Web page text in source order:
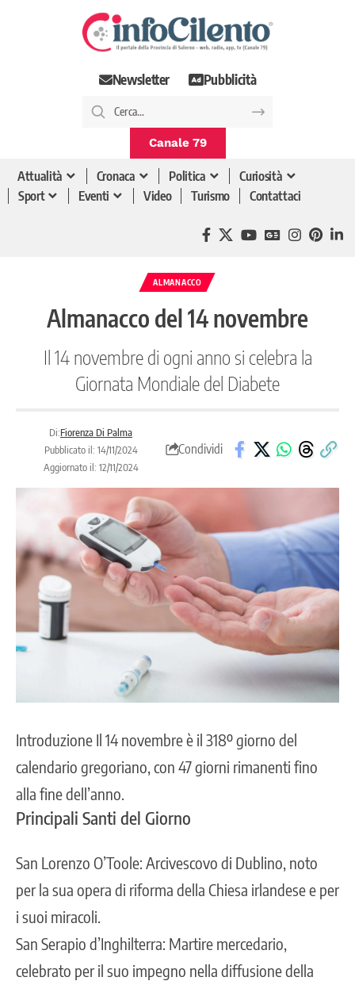
Newsletter Pubblicità
Canale 79
Attualità Cronaca Politica
Curiosità
Sport
Eventi Video Turismo Contattaci
ALMANACCO
Almanacco del 14 novembre
Il 14 novembre di ogni anno si celebra la
Giornata Mondiale del Diabete
Di:Fiorenza Di Palma
Pubblicato il: 14/11/2024
Aggiornato il: 12/11/2024
Condividi
Introduzione Il 14 novembre è il 318º giorno del
calendario gregoriano, con 47 giorni rimanenti fino
alla fine dell’anno.
Principali Santi del Giorno
San Lorenzo O’Toole: Arcivescovo di Dublino, noto
per la sua opera di riforma della Chiesa irlandese e per
i suoi miracoli.
San Serapio d’Inghilterra: Martire mercedario,
celebrato per il suo impegno nella diffusione della